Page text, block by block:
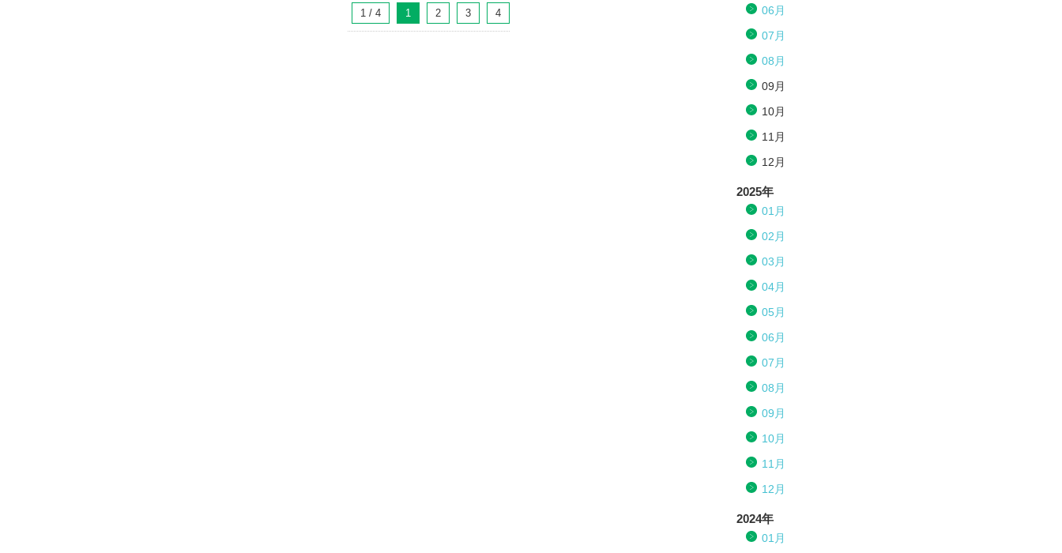
1 / 4 1 2 3 4
06月
07月
08月
09月
10月
11月
12月
2025年
01月
02月
03月
04月
05月
06月
07月
08月
09月
10月
11月
12月
2024年
01月